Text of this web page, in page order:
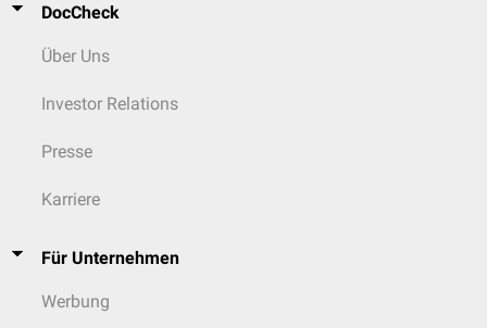
DocCheck
Über Uns
Investor Relations
Presse
Karriere
Für Unternehmen
Werbung